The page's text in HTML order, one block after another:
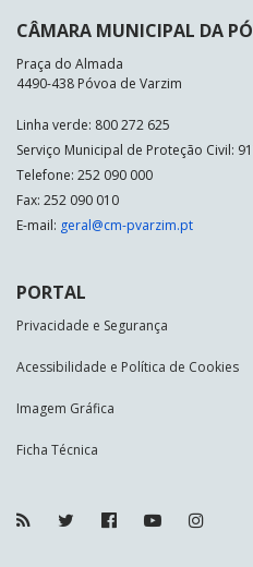
CÂMARA MUNICIPAL DA
Praça do Almada
4490-438 Póvoa de Varzim
Linha verde: 800 272 625
Serviço Municipal de Proteção Civil:
Telefone: 252 090 000
Fax: 252 090 010
E-mail: geral@cm-pvarzim.pt
PORTAL
Privacidade e Segurança
Acessibilidade e Política de Cookies
Imagem Gráfica
Ficha Técnica